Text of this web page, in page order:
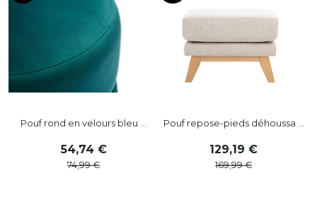
Pouf rond en velours bleu ...
54,74
74,99
Pouf repose-pieds déhoussa ...
129,19
169,99